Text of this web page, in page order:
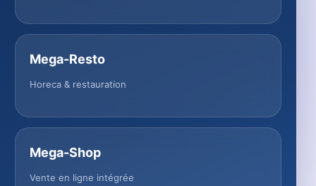
Mega-Resto
Horeca & restauration
Mega-Shop
Vente en ligne intégrée